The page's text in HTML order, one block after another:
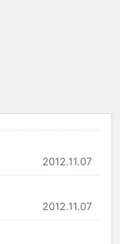
2012.11.07
2012.11.07